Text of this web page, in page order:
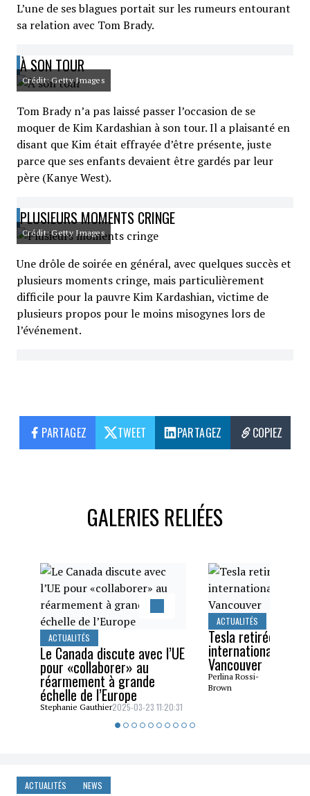
L’une de ses blagues portait sur les rumeurs entourant
sa relation avec Tom Brady.
À SON TOUR
Crédit: Getty Images
Tom Brady n’a pas laissé passer l’occasion de se
moquer de Kim Kardashian à son tour. Il a plaisanté en
disant que Kim était effrayée d’être présente, juste
parce que ses enfants devaient être gardés par leur
père (Kanye West).
PLUSIEURS MOMENTS CRINGE
Crédit: Getty Images
Une drôle de soirée en général, avec quelques succès et
plusieurs moments cringe, mais particulièrement
difficile pour la pauvre Kim Kardashian, victime de
plusieurs propos pour le moins misogynes lors de
l’événement.
PARTAGEZ TWEET PARTAGEZ COPIEZ
GALERIES RELIÉES
ACTUALITÉS
Le Canada discute avec l’UE
pour «collaborer» au
réarmement à grande
échelle de l’Europe
Stephanie Gauthier2025-03-23 11:20:31
ACTUALITÉS
Tesla retirée du
international de
Vancouver
Perlina Rossi-
Brown
ACTUALITÉS NEWS